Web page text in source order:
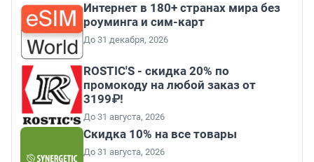
Интернет в 180+ странах мира без
роуминга и сим-карт
До 31 декабря, 2026
ROSTIC'S - скидка 20% по
промокоду на любой заказ от
3199₽!
До 31 августа, 2026
Скидка 10% на все товары
До 31 августа, 2026